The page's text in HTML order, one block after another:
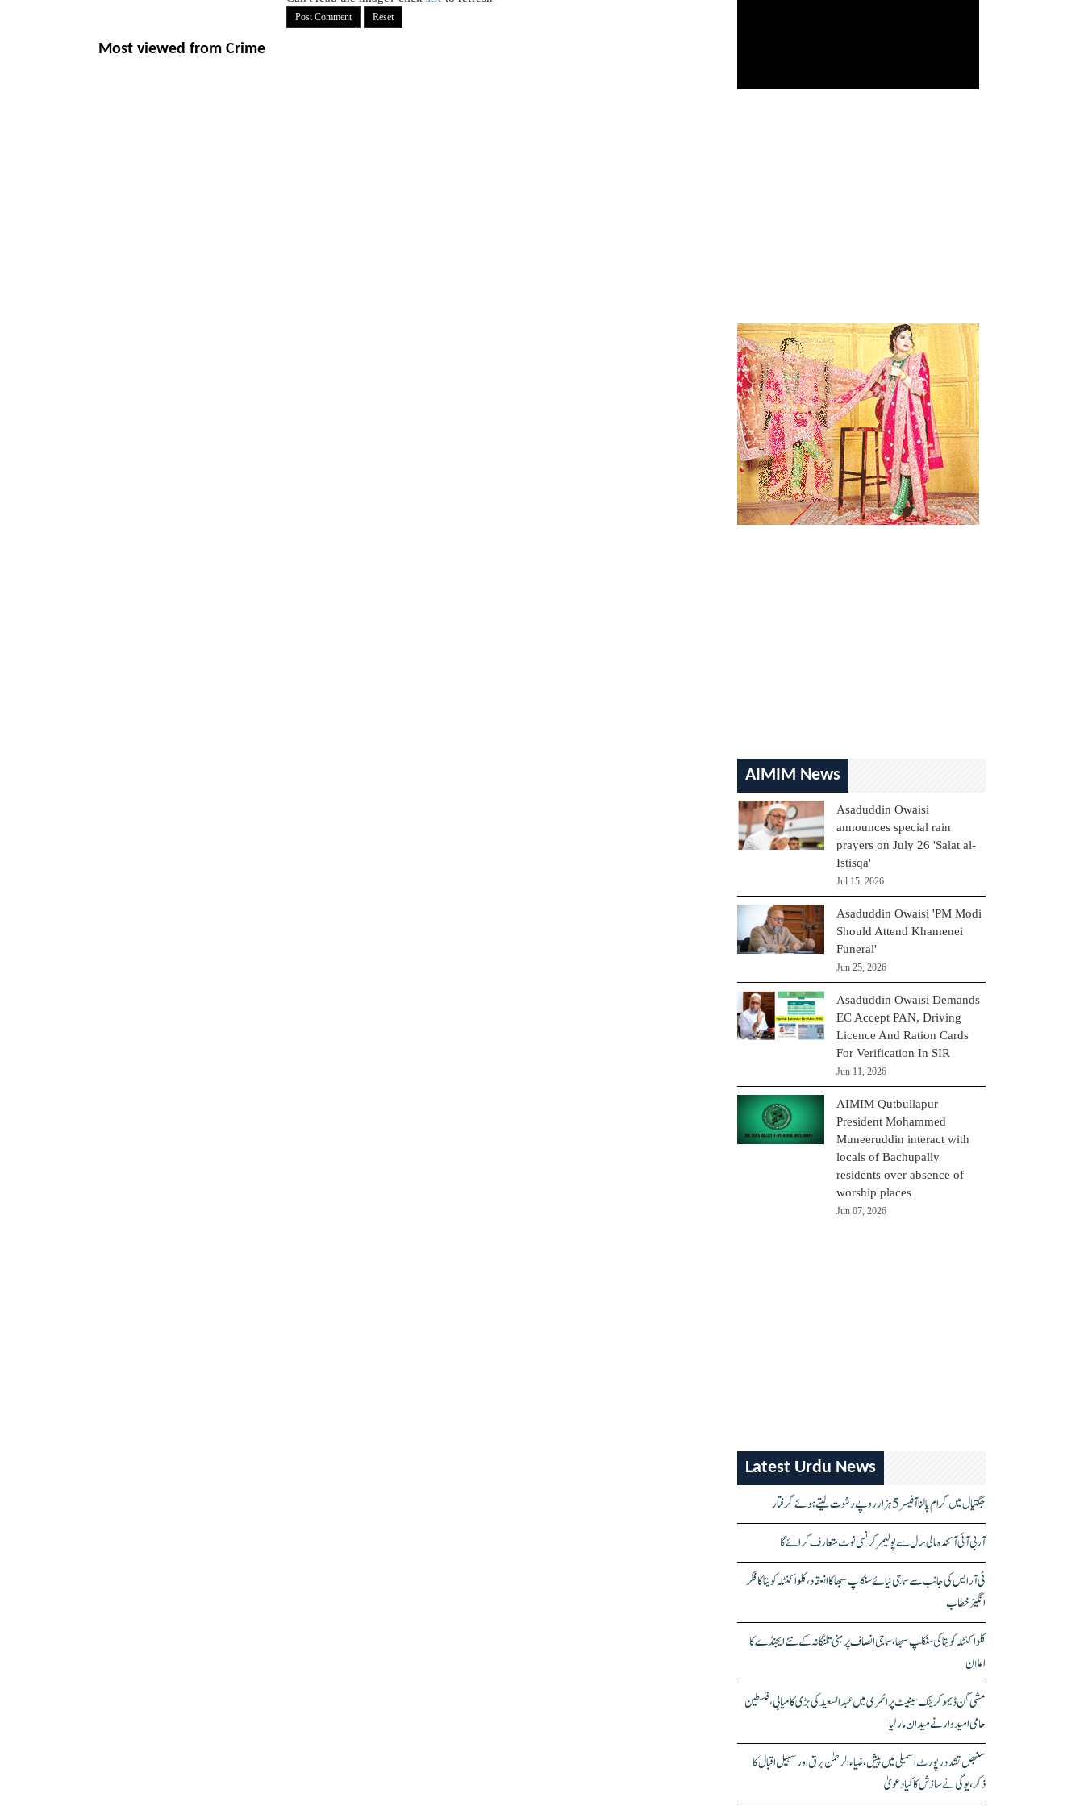
Most viewed from Crime
AIMIM News
Asaduddin Owaisi
announces special rain
prayers on July 26 'Salat al-
Istisqa'
Jul 15, 2026
Asaduddin Owaisi 'PM Modi
Should Attend Khamenei
Funeral'
Jun 25, 2026
Asaduddin Owaisi Demands
EC Accept PAN, Driving
Licence And Ration Cards
For Verification In SIR
Jun 11, 2026
AIMIM Qutbullapur
President Mohammed
Muneeruddin interact with
locals of Bachupally
residents over absence of
worship places
Jun 07, 2026
Latest Urdu News
جگتیال میں گرام پالنا آفیسر 5 ہزار روپے رشوت لیتے ہوئے گرفتار
آر بی آئی آئندہ مالی سال سے پولیمر کرنسی نوٹ متعارف کرائے گا
ٹی آر ایس کی جانب سے سماجی نیائے سنکلپ سبھا کا انعقاد، کلواکنٹلہ کویتا کا فکر
انگیز خطاب
کلواکنٹلہ کویتا کی سنکلپ سبھا، سماجی انصاف پر مبنی تلنگانہ کے نئے ایجنڈے کا
اعلان
مشی گن ڈیموکریٹک سینیٹ پرائمری میں عبدالسعید کی بڑی کامیابی، فلسطین
حامی امیدوار نے میدان مار لیا
سنبھل تشدد رپورٹ اسمبلی میں پیش، ضیاء الرحمٰن برق اور سہیل اقبال کا
ذکر، یوگی نے سازش کا کیا دعویٰ